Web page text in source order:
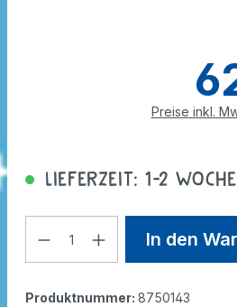
Preise inkl.
Lieferzeit: 1-2
In den
Produktnummer: 8750143